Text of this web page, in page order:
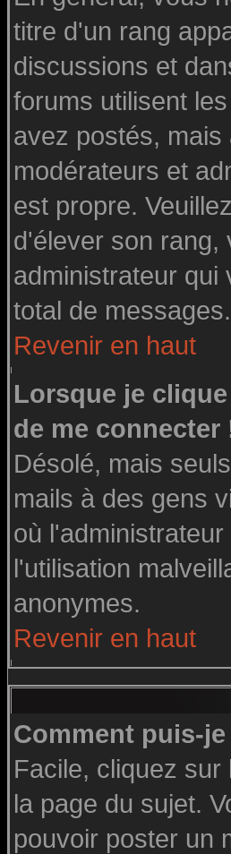
titre d'un rang
discussions et
forums utilisent
avez postés,
modérateurs et
est propre.
d'élever son rang,
administrateur qui
total de messages.
Revenir en haut
Lorsque je
de me connecter
Désolé, mais
mails à des gens
où
l'utilisation
anonymes.
Revenir en haut
Comment puis-
Facile, cliquez
la page du sujet.
pouvoir poster un